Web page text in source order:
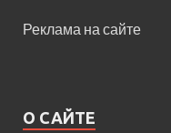
Реклама на сайте
О САЙТЕ